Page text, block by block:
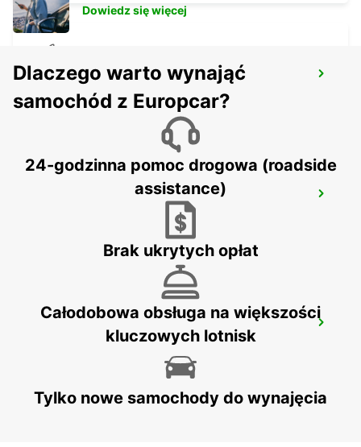
DAVAO INTERNATIONAL AIRPORT
DAVAO - PHILIPPINES
DAVAO AIRPORT VIEW HOTEL
MANILA NINOY AQUINO INTERNATIONAL
AIRPORT T2
Dowiedz się więcej
Dlaczego warto wynająć
samochód z Europcar?
24-godzinna pomoc drogowa (roadside
assistance)
Brak ukrytych opłat
Całodobowa obsługa na większości
kluczowych lotnisk
Tylko nowe samochody do wynajęcia